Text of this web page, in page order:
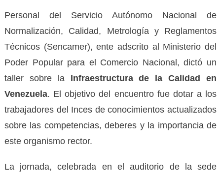
Personal del Servicio Autónomo Nacional de
Normalización, Calidad, Metrología y Reglamentos
Técnicos (Sencamer), ente adscrito al Ministerio del
Poder Popular para el Comercio Nacional, dictó un
taller sobre la Infraestructura de la Calidad en
Venezuela. El objetivo del encuentro fue dotar a los
trabajadores del Inces de conocimientos actualizados
sobre las competencias, deberes y la importancia de
este organismo rector.
La jornada, celebrada en el auditorio de la sede